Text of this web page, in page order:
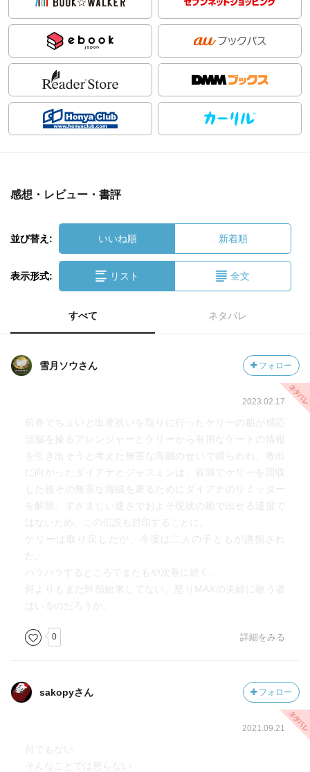
感想・レビュー・書評
並び替え: いいね順 新着順
表示形式: リスト 全文
すべて ネタバレ
雪月ソウさん フォロー
2023.02.17
前巻でちょいと出産祝いを取りに行ったケリーの船が感応
頭脳を操るアレンジャーとケリーから有用なゲートの情報
を引き出そうと考えた無茶な海賊のせいで捕らわれ、救出
に向かったダイアナとジャスミンは、冒頭でケリーを回収
した後その無茶な海賊を屠るためにダイアナのリミッター
を解除。すさまじい速さでおよそ現状の船で出せる速度で
はないため、この伝説も封印することに。
ケリーは取り戻したが、今度は二人の子どもが誘拐され
た。
ハラハラするところでまたもや次巻に続く。
何よりもまだ幹部始末してない。怒りMAXの夫婦に敵う者
はいるのだろうか。
0 詳細をみる
sakopyさん フォロー
2021.09.21
何でもない
そんなことでは怒らない